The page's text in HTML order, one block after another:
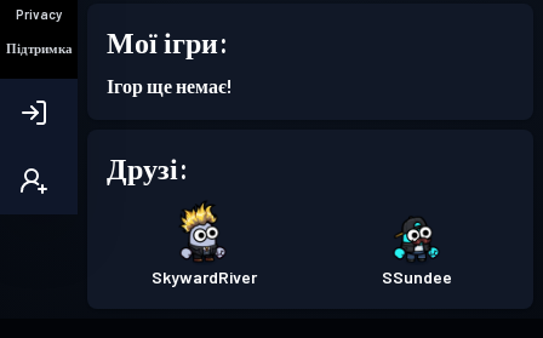
Privacy
Підтримка Мої ігри:
Ігор ще немає!
Друзі:
SkywardRiver SSundee